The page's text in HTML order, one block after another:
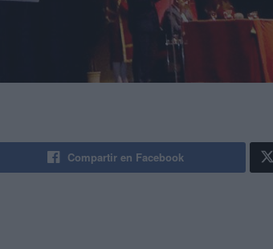
Compartir en Facebook